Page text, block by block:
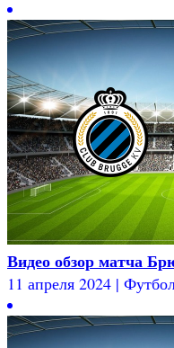
Видео обзор матча
11 апреля 2024 |